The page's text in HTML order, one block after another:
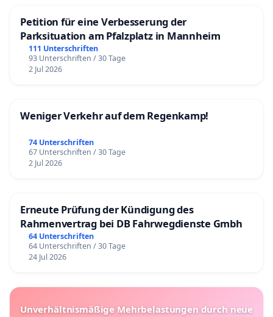
Petition für eine Verbesserung der
Parksituation am Pfalzplatz in Mannheim
111 Unterschriften
93 Unterschriften / 30 Tage
2 Jul 2026
Weniger Verkehr auf dem Regenkamp!
74 Unterschriften
67 Unterschriften / 30 Tage
2 Jul 2026
Erneute Prüfung der Kündigung des
Rahmenvertrag bei DB Fahrwegdienste Gmbh
64 Unterschriften
64 Unterschriften / 30 Tage
24 Jul 2026
Unverhältnismäßige Mehrbelastungen durch neue